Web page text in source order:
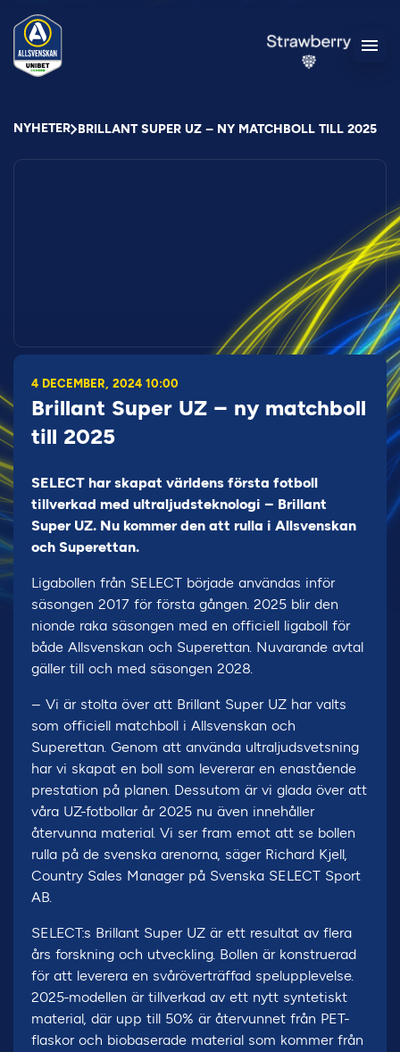
NYHETER BRILLANT SUPER UZ – NY MATCHBOLL TILL 2025
4 DECEMBER, 2024 10:00
Brillant Super UZ – ny matchboll
till 2025
SELECT har skapat världens första fotboll
tillverkad med ultraljudsteknologi – Brillant
Super UZ. Nu kommer den att rulla i Allsvenskan
och Superettan.
Ligabollen från SELECT började användas inför
säsongen 2017 för första gången. 2025 blir den
nionde raka säsongen med en officiell ligaboll för
både Allsvenskan och Superettan. Nuvarande avtal
gäller till och med säsongen 2028.
– Vi är stolta över att Brillant Super UZ har valts
som officiell matchboll i Allsvenskan och
Superettan. Genom att använda ultraljudsvetsning
har vi skapat en boll som levererar en enastående
prestation på planen. Dessutom är vi glada över att
våra UZ-fotbollar år 2025 nu även innehåller
återvunna material. Vi ser fram emot att se bollen
rulla på de svenska arenorna, säger Richard Kjell,
Country Sales Manager på Svenska SELECT Sport
AB.
SELECT:s Brillant Super UZ är ett resultat av flera
års forskning och utveckling. Bollen är konstruerad
för att leverera en svåröverträffad spelupplevelse.
2025-modellen är tillverkad av ett nytt syntetiskt
material, där upp till 50% är återvunnet från PET-
flaskor och biobaserade material som kommer från